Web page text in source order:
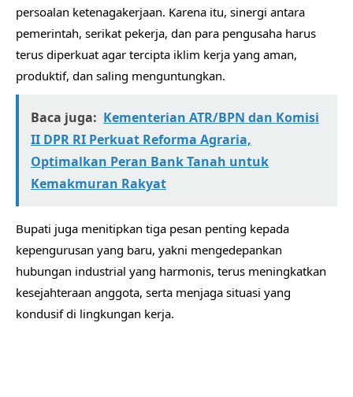
persoalan ketenagakerjaan. Karena itu, sinergi antara
pemerintah, serikat pekerja, dan para pengusaha harus
terus diperkuat agar tercipta iklim kerja yang aman,
produktif, dan saling menguntungkan.
Baca juga: Kementerian ATR/BPN dan Komisi
II DPR RI Perkuat Reforma Agraria,
Optimalkan Peran Bank Tanah untuk
Kemakmuran Rakyat
Bupati juga menitipkan tiga pesan penting kepada
kepengurusan yang baru, yakni mengedepankan
hubungan industrial yang harmonis, terus meningkatkan
kesejahteraan anggota, serta menjaga situasi yang
kondusif di lingkungan kerja.